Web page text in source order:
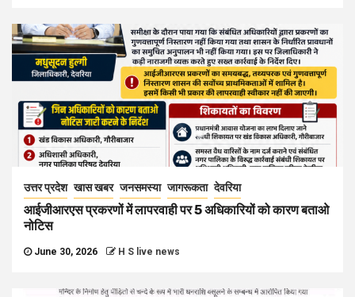
उत्तर प्रदेश खास खबर जनसमस्या जागरूकता देवरिया
आईजीआरएस प्रकरणों में लापरवाही पर 5 अधिकारियों को कारण बताओ
नोटिस
June 30, 2026 H S live news